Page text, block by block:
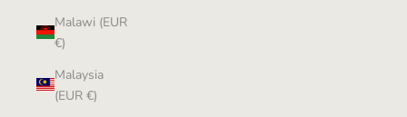
Malawi (EUR
€)
Malaysia
(EUR €)